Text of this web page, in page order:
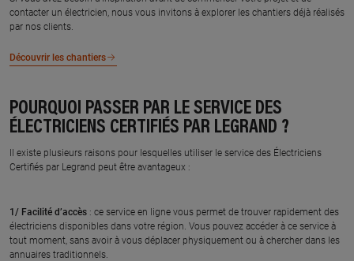
contacter un électricien, nous vous invitons à explorer les chantiers déjà réalisés
par nos clients.
Découvrir les chantiers
POURQUOI PASSER PAR LE SERVICE DES
ÉLECTRICIENS CERTIFIÉS PAR LEGRAND ?
Il existe plusieurs raisons pour lesquelles utiliser le service des Électriciens
Certifiés par Legrand peut être avantageux :
1/ Facilité d’accès : ce service en ligne vous permet de trouver rapidement des
électriciens disponibles dans votre région. Vous pouvez accéder à ce service à
tout moment, sans avoir à vous déplacer physiquement ou à chercher dans les
annuaires traditionnels.